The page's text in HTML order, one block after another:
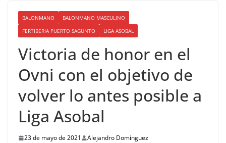
BALONMANO
BALONMANO MASCULINO
FERTIBERIA PUERTO SAGUNTO
LIGA ASOBAL
Victoria de honor en el
Ovni con el objetivo de
volver lo antes posible a
Liga Asobal
23 de mayo de 2021 Alejandro Domínguez